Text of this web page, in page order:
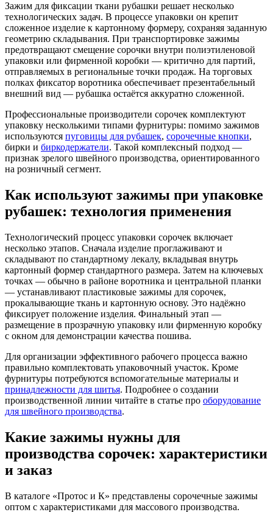
Зажим для фиксации ткани рубашки решает несколько
технологических задач. В процессе упаковки он крепит
сложенное изделие к картонному формеру, сохраняя заданную
геометрию складывания. При транспортировке зажимы
предотвращают смещение сорочки внутри полиэтиленовой
упаковки или фирменной коробки — критично для партий,
отправляемых в региональные точки продаж. На торговых
полках фиксатор воротника обеспечивает презентабельный
внешний вид — рубашка остаётся аккуратно сложенной.
Профессиональные производители сорочек комплектуют
упаковку несколькими типами фурнитуры: помимо зажимов
используются пуговицы для рубашек, сорочечные кнопки,
бирки и биркодержатели. Такой комплексный подход —
признак зрелого швейного производства, ориентированного
на розничный сегмент.
Как используют зажимы при упаковке
рубашек: технология применения
Технологический процесс упаковки сорочек включает
несколько этапов. Сначала изделие проглаживают и
складывают по стандартному лекалу, вкладывая внутрь
картонный формер стандартного размера. Затем на ключевых
точках — обычно в районе воротника и центральной планки
— устанавливают пластиковые зажимы для сорочек,
прокалывающие ткань и картонную основу. Это надёжно
фиксирует положение изделия. Финальный этап —
размещение в прозрачную упаковку или фирменную коробку
с окном для демонстрации качества пошива.
Для организации эффективного рабочего процесса важно
правильно комплектовать упаковочный участок. Кроме
фурнитуры потребуются вспомогательные материалы и
принадлежности для шитья. Подробнее о создании
производственной линии читайте в статье про оборудование
для швейного производства.
Какие зажимы нужны для
производства сорочек: характеристики
и заказ
В каталоге «Протос и К» представлены сорочечные зажимы
оптом с характеристиками для массового производства.